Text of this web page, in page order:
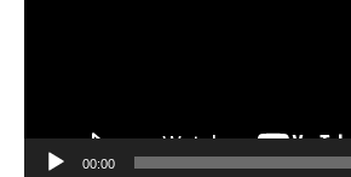
00:00